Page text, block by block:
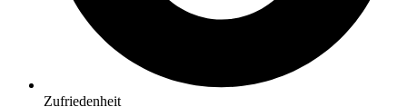
Zufriedenheit